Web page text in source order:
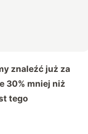
znaleźć już za
30% mniej niż
tego